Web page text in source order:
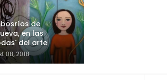
de
en las
del arte
08, 2018